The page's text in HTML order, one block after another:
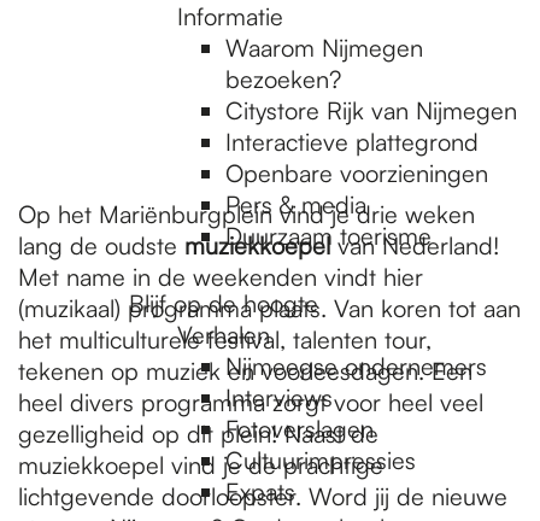
Informatie
Waarom Nijmegen
bezoeken?
Citystore Rijk van Nijmegen
Interactieve plattegrond
Openbare voorzieningen
Pers & media
Duurzaam toerisme
Blijf op de hoogte
Verhalen
Nijmeegse ondernemers
Interviews
Fotoverslagen
Cultuurimpressies
Expats
Op het Mariënburgplein vind je drie weken
lang de oudste muziekkoepel van Nederland!
Met name in de weekenden vindt hier
(muzikaal) programma plaats. Van koren tot aan
het multiculturele festival, talenten tour,
tekenen op muziek en voorleesdagen. Een
heel divers programma zorgt voor heel veel
gezelligheid op dit plein! Naast de
muziekkoepel vind je de prachtige
lichtgevende doorloopster. Word jij de nieuwe